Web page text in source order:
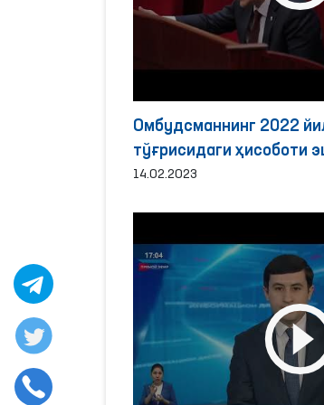
Омбудсманнинг 2022
тўғрисидаги ҳисоботи
14.02.2023